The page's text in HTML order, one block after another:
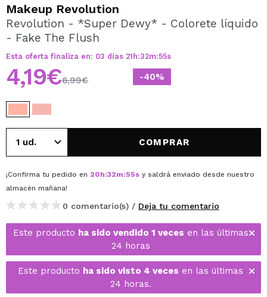
Al crear una cuenta en Maquillalia.com podrás realizar
tus compras rápidamente, revisar el estado de tus
Makeup Revolution
Revolution - *Super Dewy* - Colorete líquido
- Fake The Flush
Esta oferta finaliza en: 03 días 21 h:32m:55s
-40%
4,19€6,99€
COMPRAR
¡Confirma tu pedido en 20h:32m:55s y saldrá enviado desde nuestro
almacén mañana!
0 comentario(s) / Deja tu comentario
Este producto ha sido vendido 1 veces en las últimas
24 horas
Este producto ha sido visto 4 veces en las últimas
24 horas.